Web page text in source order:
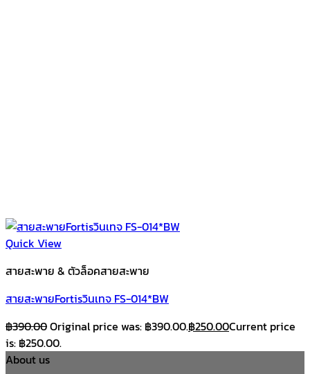
Quick View
สายสะพาย & ตัวล็อคสายสะพาย
สายสะพายFortisวินเทจ FS-014*BW
฿390.00Original price was: ฿390.00.฿250.00Current price
is: ฿250.00.
About us